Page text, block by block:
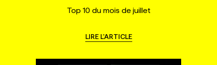
Top 10 du mois de juillet
LIRE L'ARTICLE